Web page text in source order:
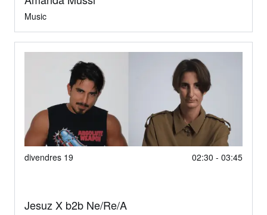
Music
divendres 19 02:30 - 03:45
Jesuz X b2b Ne/Re/A